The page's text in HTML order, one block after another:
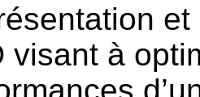
et
visant à